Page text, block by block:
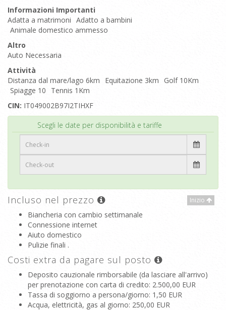
Informazioni Importanti
Adatta a matrimoni Adatto a bambini
Animale domestico ammesso
Altro
Auto Necessaria
Attività
Distanza dal mare/lago 6km
Equitazione 3km
Golf 10Km
Spiagge 10
Tennis 1Km
CIN: IT049002B97I2TIHXF
Scegli le date per disponibilità e tariffe
Inizio
Incluso nel prezzo
Biancheria con cambio settimanale
Connessione internet
Aiuto domestico
Pulizie finali .
Costi extra da pagare sul posto
Deposito cauzionale rimborsabile (da lasciare all'arrivo)
per prenotazione con carta di credito: 2.500,00 EUR
Tassa di soggiorno a persona/giorno: 1,50 EUR
Acqua, elettricità, gas al giorno: 250,00 EUR